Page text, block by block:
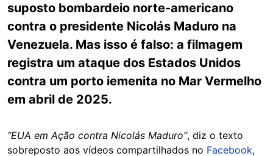
suposto bombardeio norte-americano
contra o presidente Nicolás Maduro na
Venezuela. Mas isso é falso: a filmagem
registra um ataque dos Estados Unidos
contra um porto iemenita no Mar Vermelho
em abril de 2025.
“EUA em Ação contra Nicolás Maduro”, diz o texto
sobreposto aos vídeos compartilhados no Facebook,